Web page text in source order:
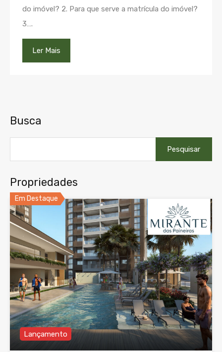
do imóvel? 2. Para que serve a matrícula do imóvel?
3….
Ler Mais
Busca
por:
Propriedades
Em Destaque
Lançamento